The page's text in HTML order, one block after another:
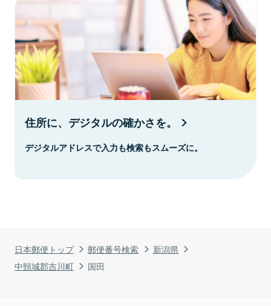
日本郵便トップ 郵便番号検索
新潟県
中頸城郡吉川町
国田
住所に、デジタルの確かさを。
デジタルアドレスで入力も検索もスムーズに。